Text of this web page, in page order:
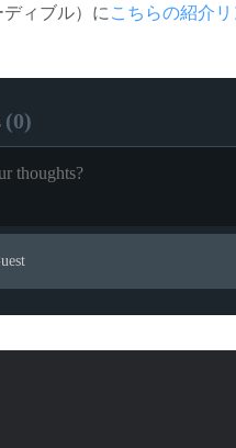
ィブル）にこちらの紹介
(0)